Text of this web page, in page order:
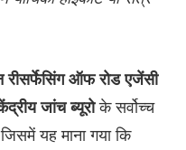
रीसर्फेसिंग ऑफ रोड एजेंसी
जांच ब्यूरोके सर्वोच्च
यह माना गया कि